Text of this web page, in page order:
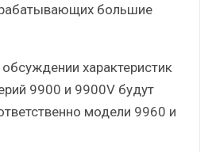
большие
характеристик
9900 и 9900V будут
модели 9960 и